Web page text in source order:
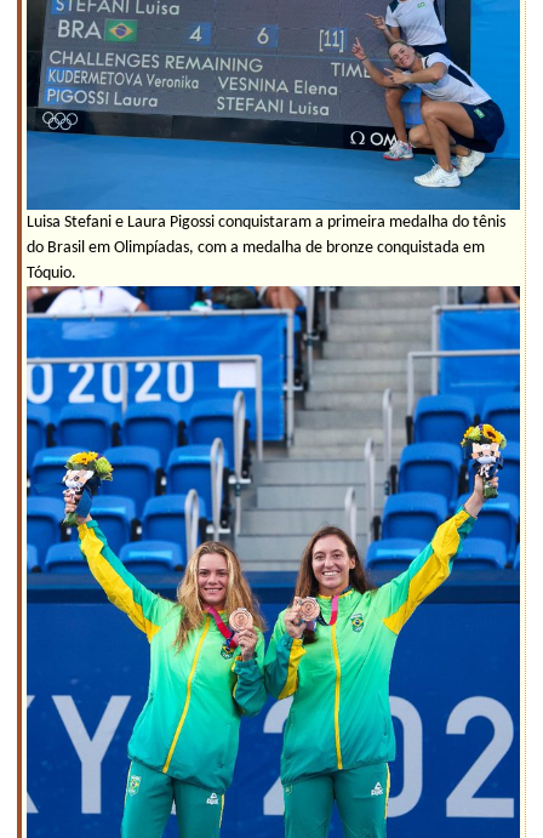
Luisa Stefani e Laura Pigossi conquistaram a primeira medalha do tênis
do Brasil em Olimpíadas, com a medalha de bronze conquistada em
Tóquio.